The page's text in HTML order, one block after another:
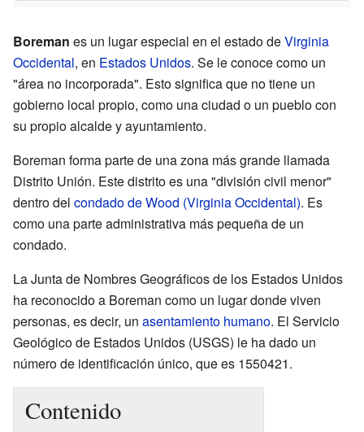
Boreman es un lugar especial en el estado deVirginia
Occidental, en Estados Unidos. Se le conoce como un
"área no incorporada". Esto significa que no tiene un
gobierno local propio, como una ciudad o un pueblo con
su propio alcalde y ayuntamiento.
Boreman forma parte de una zona más grande llamada
Distrito Unión. Este distrito es una "división civil menor"
dentro del condado de Wood (Virginia Occidental). Es
como una parte administrativa más pequeña de un
condado.
La Junta de Nombres Geográficos de los Estados Unidos
ha reconocido a Boreman como un lugar donde viven
personas, es decir, un asentamiento humano. El Servicio
Geológico de Estados Unidos (USGS) le ha dado un
número de identificación único, que es 1550421.
Contenido